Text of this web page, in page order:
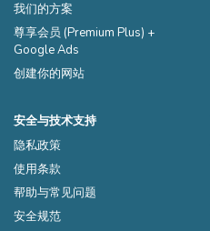
我们的方案
尊享会员 (Premium Plus) +
Google Ads
创建你的网站
安全与技术支持
隐私政策
使用条款
帮助与常见问题
安全规范